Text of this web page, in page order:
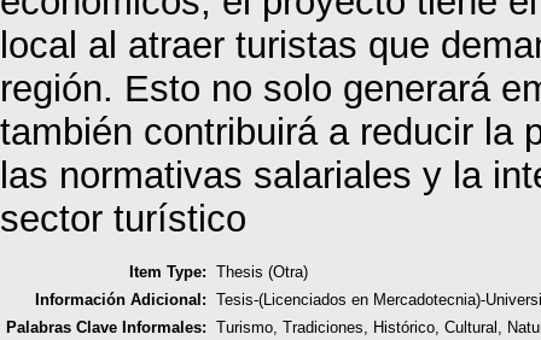
local al atraer turistas que
región. Esto no solo generará
también contribuirá a reducir la
las normativas salariales y la
sector turístico
Item Type: Thesis (Otra)
Información Adicional: Tesis-(Licenciados en Mercadotecnia)-
Palabras Clave Informales: Turismo, Tradiciones, Histórico, Cultural,